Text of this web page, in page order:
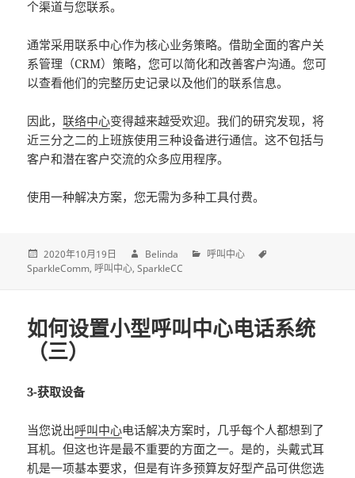
个渠道与您联系。
通常采用联系中心作为核心业务策略。借助全面的客户关
系管理（CRM）策略，您可以简化和改善客户沟通。您可
以查看他们的完整历史记录以及他们的联系信息。
因此，联络中心变得越来越受欢迎。我们的研究发现，将
近三分之二的上班族使用三种设备进行通信。这不包括与
客户和潜在客户交流的众多应用程序。
使用一种解决方案，您无需为多种工具付费。
2020年10月19日 Belinda
呼叫中心
SparkleComm 呼叫中心 SparkleCC
如何设置小型呼叫中心电话系统
（三）
3-获取设备
当您说出呼叫中心电话解决方案时，几乎每个人都想到了
耳机。但这也许是最不重要的方面之一。是的，头戴式耳
机是一项基本要求，但是有许多预算友好型产品可供您选